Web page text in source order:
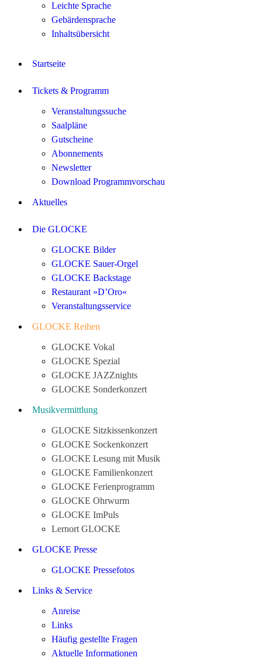
Leichte Sprache
Gebärdensprache
Inhaltsübersicht
Startseite
Tickets & Programm
Veranstaltungssuche
Saalpläne
Gutscheine
Abonnements
Newsletter
Download Programmvorschau
Aktuelles
Die GLOCKE
GLOCKE Bilder
GLOCKE Sauer-Orgel
GLOCKE Backstage
Restaurant »D’Oro«
Veranstaltungsservice
GLOCKE Reihen
GLOCKE Vokal
GLOCKE Spezial
GLOCKE JAZZnights
GLOCKE Sonderkonzert
Musikvermittlung
GLOCKE Sitzkissenkonzert
GLOCKE Sockenkonzert
GLOCKE Lesung mit Musik
GLOCKE Familienkonzert
GLOCKE Ferienprogramm
GLOCKE Ohrwurm
GLOCKE ImPuls
Lernort GLOCKE
GLOCKE Presse
GLOCKE Pressefotos
Links & Service
Anreise
Links
Häufig gestellte Fragen
Aktuelle Informationen